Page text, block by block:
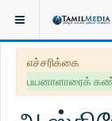
இருக்குமிடம்:
எச்சரிக்கை
பயனாளாரைக்